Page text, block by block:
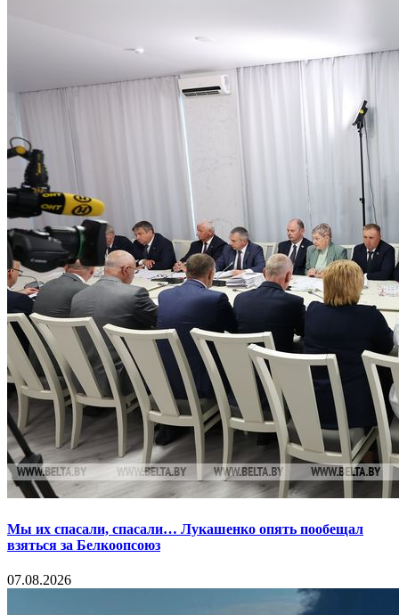
Мы их спасали, спасали… Лукашенко опять пообещал
взяться за Белкоопсоюз
07.08.2026